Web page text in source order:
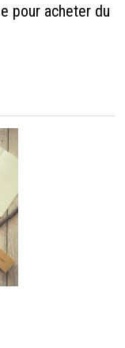
pour acheter du